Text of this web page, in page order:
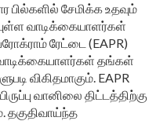
சேமிக்க உதவும்
வாடிக்கையாளர்கள்
ரேட்டை (EAPR)
தங்கள்
விகிதமாகும். EAPR
வானிலை திட்டத்திற்கு
தகுதிவாய்ந்த